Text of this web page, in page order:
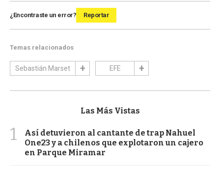
¿Encontraste un error? Reportar
Temas relacionados
Sebastián Marset EFE
Las Más Vistas
1
Así detuvieron al cantante de trap Nahuel
One23 y a chilenos que explotaron un cajero
en Parque Miramar